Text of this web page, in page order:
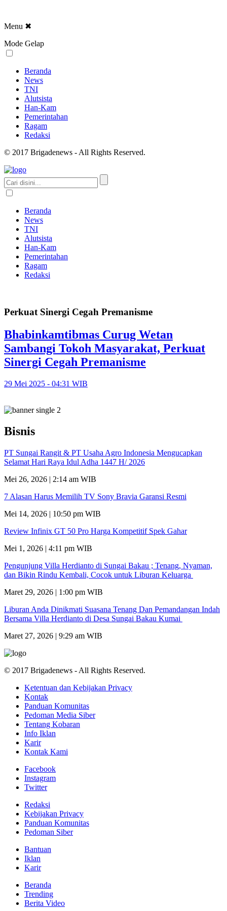
Menu ✖
Mode Gelap
Beranda
News
TNI
Alutsista
Han-Kam
Pemerintahan
Ragam
Redaksi
© 2017 Brigadenews - All Rights Reserved.
Beranda
News
TNI
Alutsista
Han-Kam
Pemerintahan
Ragam
Redaksi
Perkuat Sinergi Cegah Premanisme
Bhabinkamtibmas Curug Wetan
Sambangi Tokoh Masyarakat, Perkuat
Sinergi Cegah Premanisme
29 Mei 2025 - 04:31 WIB
Bisnis
PT Sungai Rangit & PT Usaha Agro Indonesia Mengucapkan
Selamat Hari Raya Idul Adha 1447 H/ 2026
Mei 26, 2026 | 2:14 am WIB
7 Alasan Harus Memilih TV Sony Bravia Garansi Resmi
Mei 14, 2026 | 10:50 pm WIB
Review Infinix GT 50 Pro Harga Kompetitif Spek Gahar
Mei 1, 2026 | 4:11 pm WIB
Pengunjung Villa Herdianto di Sungai Bakau ; Tenang, Nyaman,
dan Bikin Rindu Kembali, Cocok untuk Liburan Keluarga
Maret 29, 2026 | 1:00 pm WIB
Liburan Anda Dinikmati Suasana Tenang Dan Pemandangan Indah
Bersama Villa Herdianto di Desa Sungai Bakau Kumai
Maret 27, 2026 | 9:29 am WIB
© 2017 Brigadenews - All Rights Reserved.
Ketentuan dan Kebijakan Privacy
Kontak
Panduan Komunitas
Pedoman Media Siber
Tentang Kobaran
Info Iklan
Karir
Kontak Kami
Facebook
Instagram
Twitter
Redaksi
Kebijakan Privacy
Panduan Komunitas
Pedoman Siber
Bantuan
Iklan
Karir
Beranda
Trending
Berita Video